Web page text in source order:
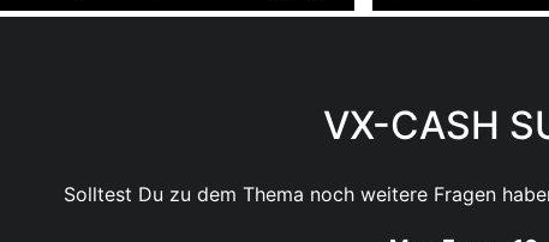
VX-CASH
Solltest Du zu dem Thema noch weitere Fragen